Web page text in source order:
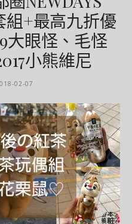
組+最高九折優
大眼怪、毛怪
小熊維尼
02-07